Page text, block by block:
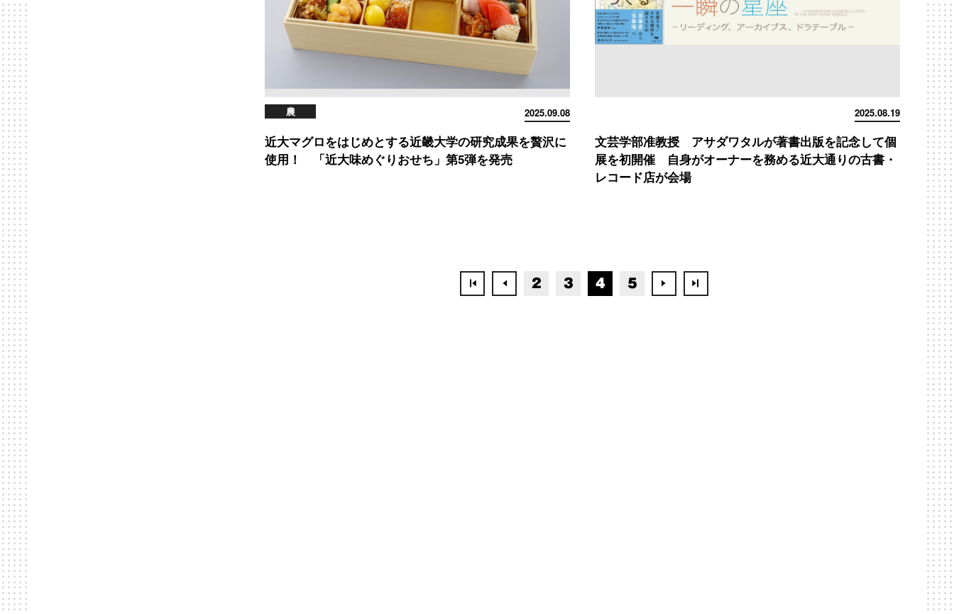
農 2025.09.08
近大マグロをはじめとする近畿大学の研究成果を贅沢に
使用！ 「近大味めぐりおせち」第5弾を発売
2025.08.19
文芸学部准教授 アサダワタルが著書出版を記念して個
展を初開催 自身がオーナーを務める近大通りの古書・
レコード店が会場
2 3 4 5